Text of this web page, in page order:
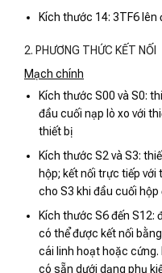
Kích thước 14: 3TF6 lên
2. PHƯƠNG THỨC KẾT NỐI
Mạch chính
Kích thước S00 và S0:
đầu cuối nạp lò xo với
thiết bị
Kích thước S2 và S3:
hộp; kết nối trực tiếp
cho S3 khi đầu cuối
Kích thước S6 đến S12:
có thể được kết nối
cái linh hoạt hoặc
có sẵn dưới dạng phụ